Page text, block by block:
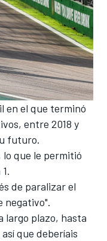
en el que terminó
entre 2018 y
futuro.
lo que le permitió
.
de paralizar el
negativo".
largo plazo, hasta
que deberíais